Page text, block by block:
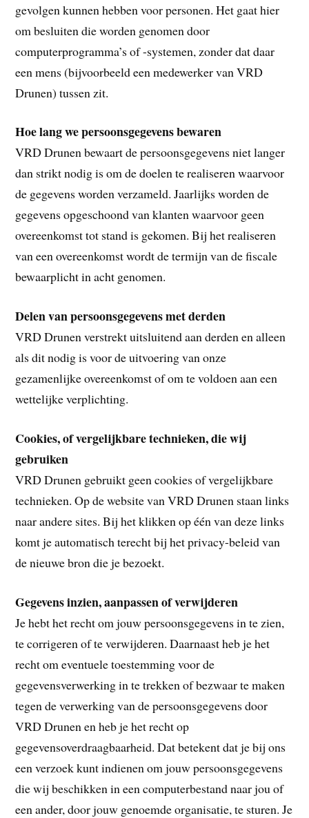
gevolgen kunnen hebben voor personen. Het gaat hier
om besluiten die worden genomen door
computerprogramma’s of -systemen, zonder dat daar
een mens (bijvoorbeeld een medewerker van VRD
Drunen) tussen zit.
Hoe lang we persoonsgegevens bewaren
VRD Drunen bewaart de persoonsgegevens niet langer
dan strikt nodig is om de doelen te realiseren waarvoor
de gegevens worden verzameld. Jaarlijks worden de
gegevens opgeschoond van klanten waarvoor geen
overeenkomst tot stand is gekomen. Bij het realiseren
van een overeenkomst wordt de termijn van de fiscale
bewaarplicht in acht genomen.
Delen van persoonsgegevens met derden
VRD Drunen verstrekt uitsluitend aan derden en alleen
als dit nodig is voor de uitvoering van onze
gezamenlijke overeenkomst of om te voldoen aan een
wettelijke verplichting.
Cookies, of vergelijkbare technieken, die wij
gebruiken
VRD Drunen gebruikt geen cookies of vergelijkbare
technieken. Op de website van VRD Drunen staan links
naar andere sites. Bij het klikken op één van deze links
komt je automatisch terecht bij het privacy-beleid van
de nieuwe bron die je bezoekt.
Gegevens inzien, aanpassen of verwijderen
Je hebt het recht om jouw persoonsgegevens in te zien,
te corrigeren of te verwijderen. Daarnaast heb je het
recht om eventuele toestemming voor de
gegevensverwerking in te trekken of bezwaar te maken
tegen de verwerking van de persoonsgegevens door
VRD Drunen en heb je het recht op
gegevensoverdraagbaarheid. Dat betekent dat je bij ons
een verzoek kunt indienen om jouw persoonsgegevens
die wij beschikken in een computerbestand naar jou of
een ander, door jouw genoemde organisatie, te sturen. Je